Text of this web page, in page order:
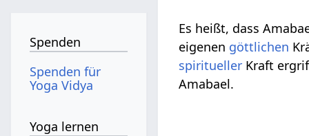
Es heißt, dass
eigenen göttlichen
spiritueller Kraft
Amabael.
Spenden
Spenden für
Yoga Vidya
Yoga lernen